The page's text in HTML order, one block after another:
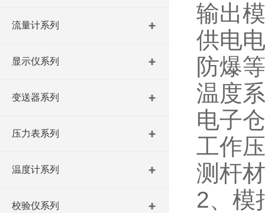
流量计系列
显示仪系列
变送器系列
压力表系列
温度计系列
校验仪系列
输出
供电
防爆
温度
电子
工作
测杆
2、模